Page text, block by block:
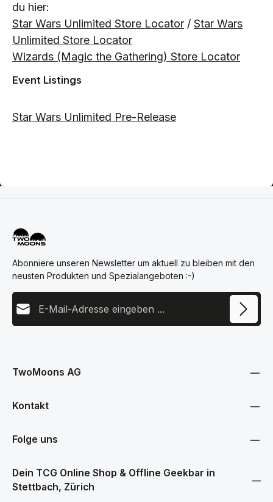
du hier:
Star Wars Unlimited Store Locator / Star Wars
Unlimited Store Locator
Wizards (Magic the Gathering) Store Locator
Event Listings
Star Wars Unlimited Pre-Release
Abonniere unseren Newsletter um aktuell zu bleiben mit den
neusten Produkten und Spezialangeboten :-)
E-Mail-Adresse
genommen und die
TwoMoons AG
Kontakt
Folge uns
Dein TCG Online Shop & Offline Geekbar in
Stettbach, Zürich